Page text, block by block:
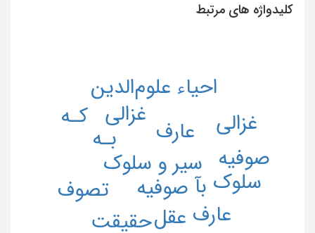
کلیدواژه های مرتبط
سیر و سلوک
صوفیه
عارف
عقل
غزالی
احیاء علوم‌الدین
بآ
بـه
تصوف
حقیقت
سلوک
صوفیه
عارف
غزالی کـه